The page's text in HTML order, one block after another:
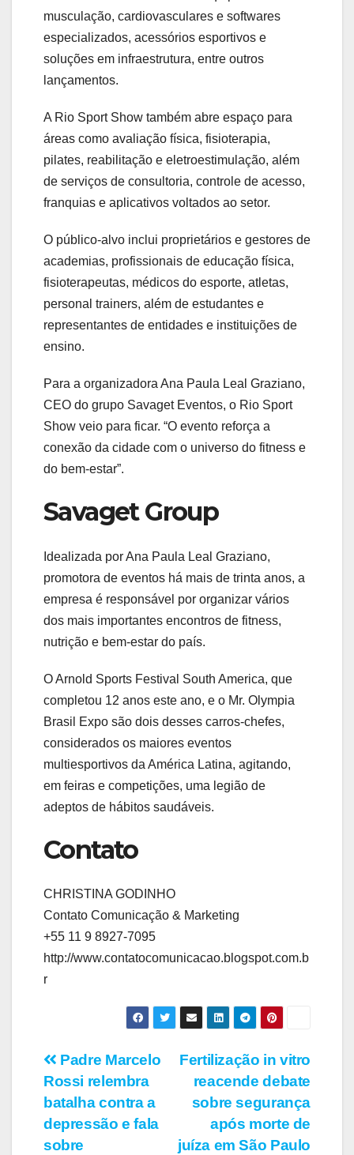
musculação, cardiovasculares e softwares
especializados, acessórios esportivos e
soluções em infraestrutura, entre outros
lançamentos.
A Rio Sport Show também abre espaço para
áreas como avaliação física, fisioterapia,
pilates, reabilitação e eletroestimulação, além
de serviços de consultoria, controle de acesso,
franquias e aplicativos voltados ao setor.
O público-alvo inclui proprietários e gestores de
academias, profissionais de educação física,
fisioterapeutas, médicos do esporte, atletas,
personal trainers, além de estudantes e
representantes de entidades e instituições de
ensino.
Para a organizadora Ana Paula Leal Graziano,
CEO do grupo Savaget Eventos, o Rio Sport
Show veio para ficar. “O evento reforça a
conexão da cidade com o universo do fitness e
do bem-estar”.
Savaget Group
Idealizada por Ana Paula Leal Graziano,
promotora de eventos há mais de trinta anos, a
empresa é responsável por organizar vários
dos mais importantes encontros de fitness,
nutrição e bem-estar do país.
O Arnold Sports Festival South America, que
completou 12 anos este ano, e o Mr. Olympia
Brasil Expo são dois desses carros-chefes,
considerados os maiores eventos
multiesportivos da América Latina, agitando,
em feiras e competições, uma legião de
adeptos de hábitos saudáveis.
Contato
CHRISTINA GODINHO
Contato Comunicação & Marketing
+55 11 9 8927-7095
http://www.contatocomunicacao.blogspot.com.b
r
Navegação
de
Post
Fertilização in vitro
reacende debate
sobre segurança
após morte de
juíza em São Paulo
Padre Marcelo
Rossi relembra
batalha contra a
depressão e fala
sobre